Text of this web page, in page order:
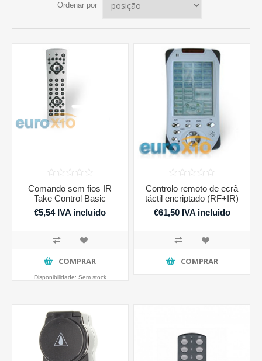
Ordenar por
Comando sem fios IR
Take Control Basic
€5,54 IVA incluido
COMPRAR
Disponibilidade: Sem stock
Controlo remoto de ecrã
táctil encriptado (RF+IR)
€61,50 IVA incluido
COMPRAR